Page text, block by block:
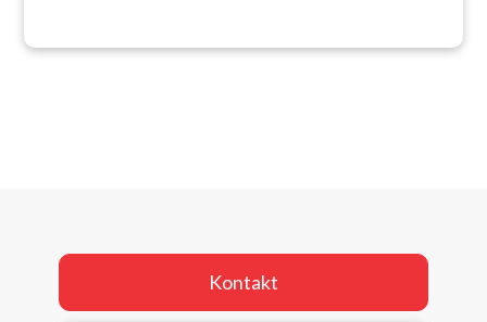
Kontakt